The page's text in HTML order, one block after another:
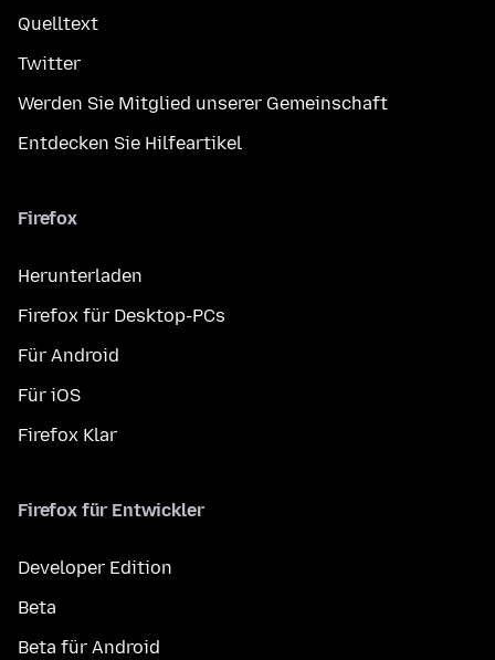
Quelltext
Twitter
Werden Sie Mitglied unserer Gemeinschaft
Entdecken Sie Hilfeartikel
Firefox
Herunterladen
Firefox für Desktop-PCs
Für Android
Für iOS
Firefox Klar
Firefox für Entwickler
Developer Edition
Beta
Beta für Android